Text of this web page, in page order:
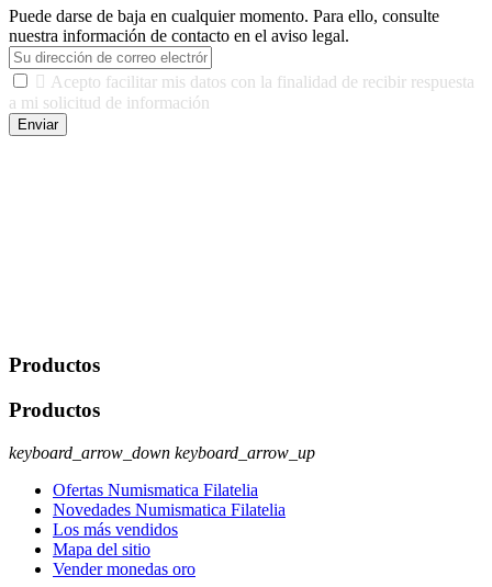
Puede darse de baja en cualquier momento. Para ello, consulte
nuestra información de contacto en el aviso legal.
 Acepto facilitar mis datos con la finalidad de recibir respuesta
a mi solicitud de información
Enviar
Productos
Productos
keyboard_arrow_down keyboard_arrow_up
Ofertas Numismatica Filatelia
Novedades Numismatica Filatelia
Los más vendidos
Mapa del sitio
Vender monedas oro